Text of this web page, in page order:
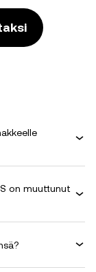
on muuttunut